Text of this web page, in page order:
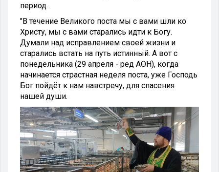
период.
"В течение Великого поста мы с вами шли ко
Христу, мы с вами старались идти к Богу.
Думали над исправлением своей жизни и
старались встать на путь истинный. А вот с
понедельника (29 апреля - ред АОН), когда
начинается страстная неделя поста, уже Господь
Бог пойдёт к нам навстречу, для спасения
нашей души.